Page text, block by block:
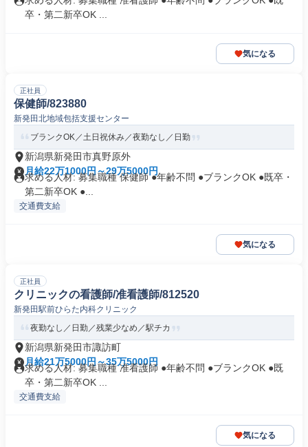
卒・第二新卒OK ...
気になる
正社員
保健師/823880
新発田北地域包括支援センター
ブランクOK／土日祝休み／夜勤なし／日勤
新潟県新発田市真野原外
月給22万1000円～29万5000円
求める人材: 募集職種 保健師 ●年齢不問 ●ブランクOK ●既卒・
第二新卒OK ●...
交通費支給
気になる
正社員
クリニックの看護師/准看護師/812520
新発田駅前ひらた内科クリニック
夜勤なし／日勤／残業少なめ／駅チカ
新潟県新発田市諏訪町
月給21万5000円～35万5000円
求める人材: 募集職種 准看護師 ●年齢不問 ●ブランクOK ●既
卒・第二新卒OK ...
交通費支給
気になる